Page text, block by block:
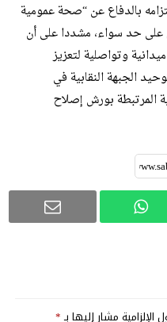
بالدفاع عن “صحة عمومية
على حد سواء، مشددا على أن
وتواصلية لتعزيز
الجبهة النقابية في
المرتبطة بورش إصلاح
الإلزامية مشار إليها بـ*